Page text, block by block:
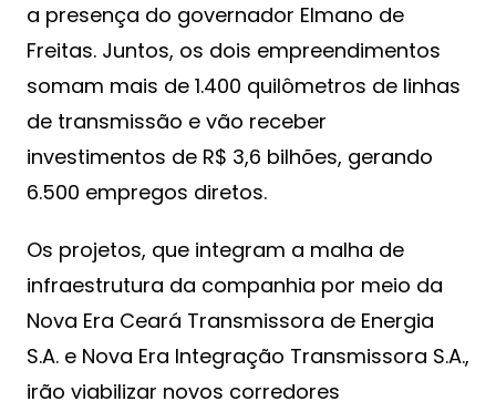
a presença do governador Elmano de
Freitas. Juntos, os dois empreendimentos
somam mais de 1.400 quilômetros de linhas
de transmissão e vão receber
investimentos de R$ 3,6 bilhões, gerando
6.500 empregos diretos.
Os projetos, que integram a malha de
infraestrutura da companhia por meio da
Nova Era Ceará Transmissora de Energia
S.A. e Nova Era Integração Transmissora S.A.,
irão viabilizar novos corredores